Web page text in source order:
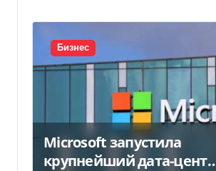
Бизнес
Microsoft запустила
крупнейший дата-центр